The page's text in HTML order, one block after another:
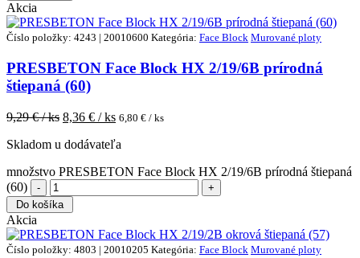
Akcia
Číslo položky: 4243 | 20010600 Kategória: Face Block Murované ploty
PRESBETON Face Block HX 2/19/6B prírodná
štiepaná (60)
9,29€ / ks 8,36 € / ks 6,80 € / ks
Skladom u dodávateľa
množstvo PRESBETON Face Block HX 2/19/6B prírodná štiepaná
(60)
Do košíka
Akcia
Číslo položky: 4803 | 20010205 Kategória: Face Block Murované ploty